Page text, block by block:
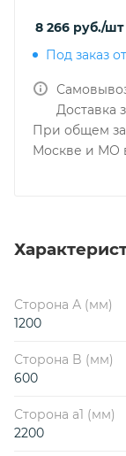
8 266 руб./шт
Под заказ
Доставка
При общем
Москве и МО
Сторона А (мм)
1200
Сторона B (мм)
600
Сторона a1 (мм)
2200